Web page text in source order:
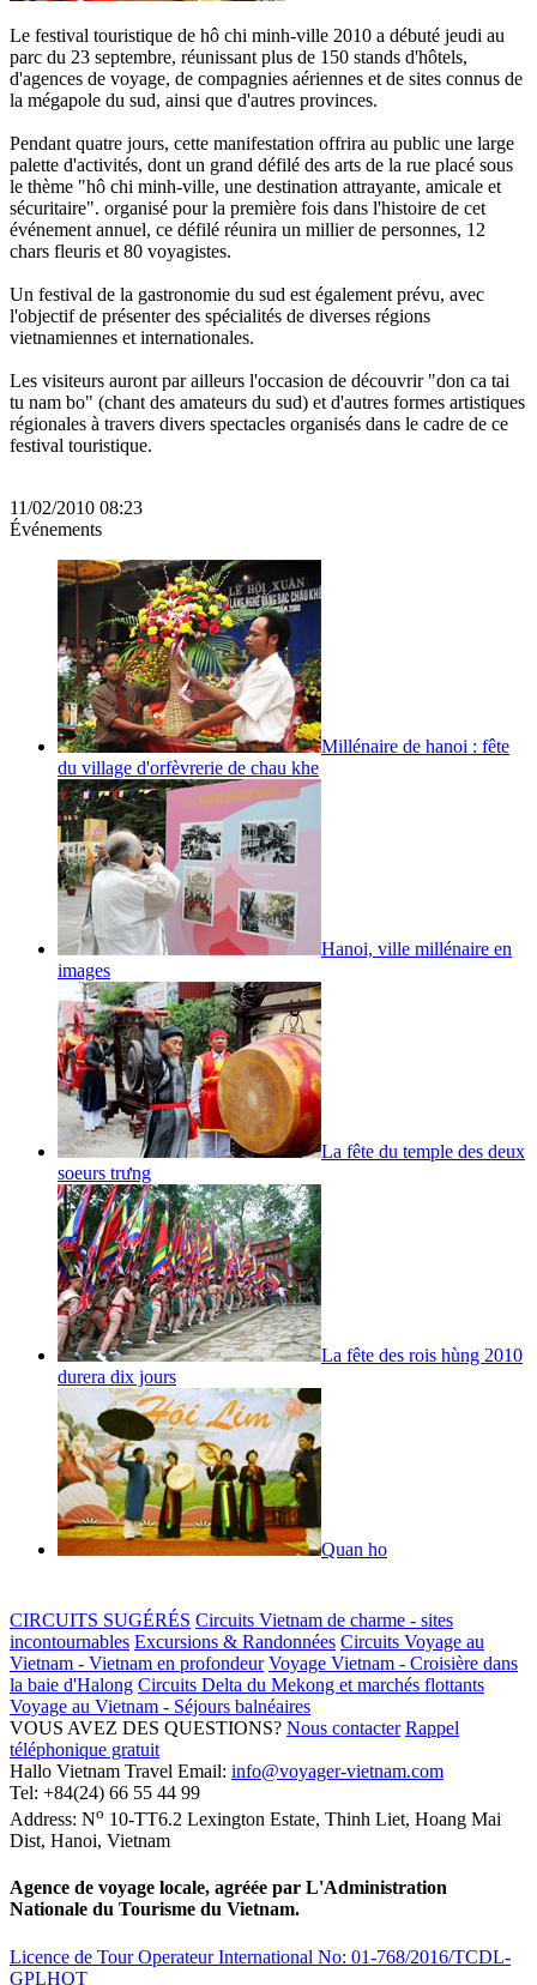
Le festival touristique de hô chi minh-ville 2010 a débuté jeudi au
parc du 23 septembre, réunissant plus de 150 stands d'hôtels,
d'agences de voyage, de compagnies aériennes et de sites connus de
la mégapole du sud, ainsi que d'autres provinces.
Pendant quatre jours, cette manifestation offrira au public une large
palette d'activités, dont un grand défilé des arts de la rue placé sous
le thème "hô chi minh-ville, une destination attrayante, amicale et
sécuritaire". organisé pour la première fois dans l'histoire de cet
événement annuel, ce défilé réunira un millier de personnes, 12
chars fleuris et 80 voyagistes.
Un festival de la gastronomie du sud est également prévu, avec
l'objectif de présenter des spécialités de diverses régions
vietnamiennes et internationales.
Les visiteurs auront par ailleurs l'occasion de découvrir "don ca tai
tu nam bo" (chant des amateurs du sud) et d'autres formes artistiques
régionales à travers divers spectacles organisés dans le cadre de ce
festival touristique.
11/02/2010 08:23
Événements
Millénaire de hanoi : fête
du village d'orfèvrerie de chau khe
Hanoi, ville millénaire en
images
La fête du temple des deux
soeurs trưng
La fête des rois hùng 2010
durera dix jours
Quan ho
CIRCUITS SUGÉRÉS Circuits Vietnam de charme - sites
incontournables Excursions & Randonnées Circuits Voyage au
Vietnam - Vietnam en profondeur Voyage Vietnam - Croisière dans
la baie d'Halong Circuits Delta du Mekong et marchés flottants
Voyage au Vietnam - Séjours balnéaires
VOUS AVEZ DES QUESTIONS? Nous contacter Rappel
téléphonique gratuit
Hallo Vietnam Travel Email: info@voyager-vietnam.com
Tel: +84(24) 66 55 44 99
Address: No 10-TT6.2 Lexington Estate, Thinh Liet, Hoang Mai
Dist, Hanoi, Vietnam
Agence de voyage locale, agréée par L'Administration
Nationale du Tourisme du Vietnam.
Licence de Tour Operateur International No: 01-768/2016/TCDL-
GPLHQT